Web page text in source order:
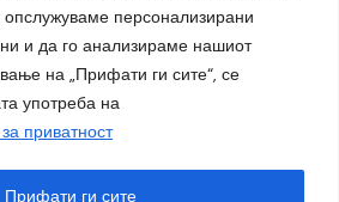
персонализирани
и да го анализираме нашиот
на „Прифати ги сите“, се
употреба на
приватност
Прифати ги сите
Импресум|Маркетинг